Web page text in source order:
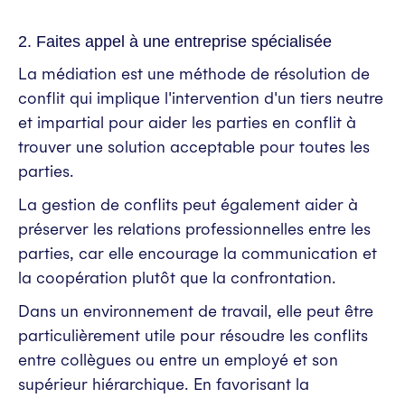
2. Faites appel à une entreprise spécialisée
La médiation est une méthode de résolution de
conflit qui implique l'intervention d'un tiers neutre
et impartial pour aider les parties en conflit à
trouver une solution acceptable pour toutes les
parties.
La gestion de conflits peut également aider à
préserver les relations professionnelles entre les
parties, car elle encourage la communication et
la coopération plutôt que la confrontation.
Dans un environnement de travail, elle peut être
particulièrement utile pour résoudre les conflits
entre collègues ou entre un employé et son
supérieur hiérarchique. En favorisant la